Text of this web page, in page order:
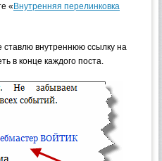
«Внутренняя перелинковка
ставлю внутреннюю ссылку на
в конце каждого поста.